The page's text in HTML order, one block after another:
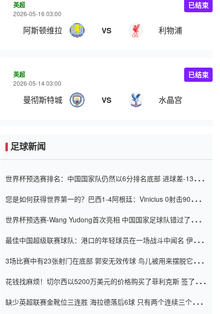
英超
2026-05-16 03:00
阿斯顿维拉 VS 利物浦
已结束
英超
2026-05-14 03:00
曼彻斯特城 VS 水晶宫
已结束
足球新闻
世界杯预选赛排名：中国国家队仍然以6分排名底部 进球差-13令人
您是如何获得世界第一的？巴西1-4阿根廷：Vinicius 0射击90分钟
世界杯预选赛-Wang Yudong首次亮相 中国国家足球队错过了世界
最佳中国超级联赛球队：港口的年轻球员在一场战斗中闻名 伊万放
3场比赛中有23张射门在底部 郭安无效传球 鸟儿被用来摆脱它
花钱找麻烦！切尔西以5200万美元的价格购买了菲利克斯 签了7年
缺少英超联赛金靴位三连胜 海拉德落后6球 只有两个连续三个连续